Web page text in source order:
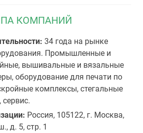
КОМПАНИЙ
34 года на рынке
Промышленные и
вышивальные и вязальные
оборудование для печати по
комплексы, стегальные
Россия, 105122, г. Москва,
д. 5, стр. 1